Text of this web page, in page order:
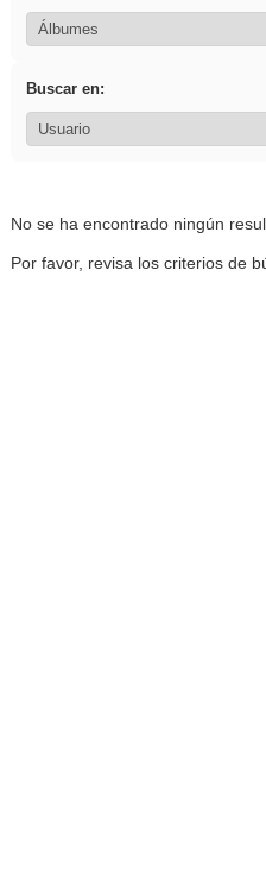
Buscar en:
No se ha encontrado ningún
Por favor, revisa los criterios de